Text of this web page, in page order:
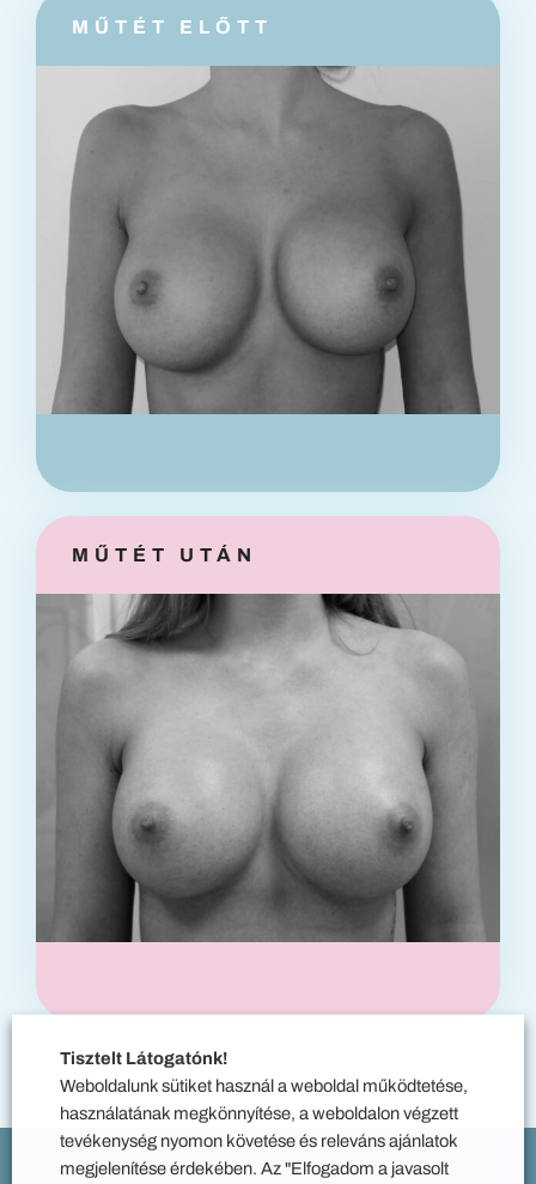
MŰTÉT ELŐTT
MŰTÉT UTÁN
Tisztelt Látogatónk!
Weboldalunk sütiket használ a weboldal működtetése,
használatának megkönnyítése, a weboldalon végzett
tevékenység nyomon követése és releváns ajánlatok
megjelenítése érdekében. Az "Elfogadom a javasolt